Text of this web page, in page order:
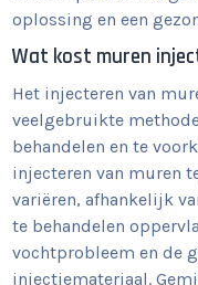
oplossing en een
Wat kost muren
Het injecteren van
veelgebruikte
behandelen en te
injecteren van muren
variëren, afhankelijk
te behandelen
vochtprobleem en de
injectiemateriaal.